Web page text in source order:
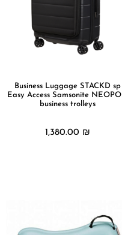
Business Luggage STACKD sp
Easy Access Samsonite
business trolleys
1,380.00 ₪